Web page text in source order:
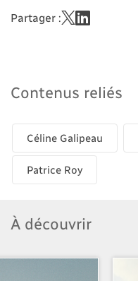
Partager :
Contenus reliés
Céline Galipeau
Patrice Roy
À découvrir